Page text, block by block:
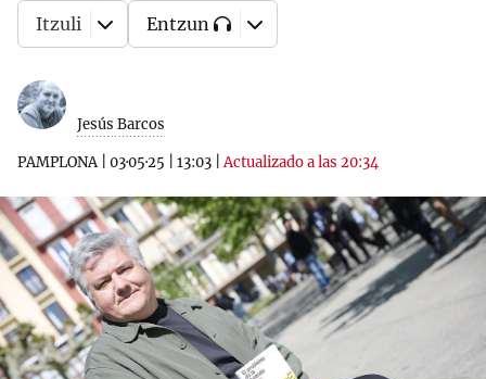
Jesús Barcos
PAMPLONA| 03·05·25 13:03 |Actualizado a las 20:34
Itzuli Entzun